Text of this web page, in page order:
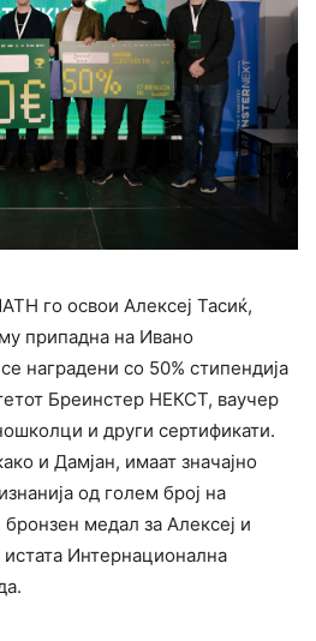
го освои Алексеј Тасиќ,
припадна на Ивано
наградени со 50% стипендија
Бреинстер НЕКСТ, ваучер
и други сертификати.
и Дамјан, имаат значајно
од голем број на
медал за Алексеј и
Интернационална